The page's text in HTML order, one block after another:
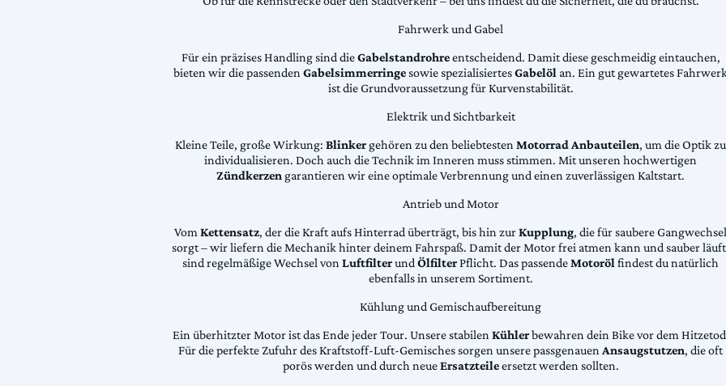
Fahrwerk und Gabel
Für ein präzises Handling sind dieGabelstandrohreentscheidend. Damit diese geschmeidig eintauchen,
bieten wir die passendenGabelsimmerringesowie spezialisiertesGabelöl an. Ein gut gewartetes
ist die Grundvoraussetzung für Kurvenstabilität.
Elektrik und Sichtbarkeit
Kleine Teile, große Wirkung: Blinker gehören zu den beliebtestenMotorrad Anbauteilen, um die Optik zu
individualisieren. Doch auch die Technik im Inneren muss stimmen. Mit unseren hochwertigen
Zündkerzen garantieren wir eine optimale Verbrennung und einen zuverlässigen Kaltstart.
Antrieb und Motor
VomKettensatz, der die Kraft aufs Hinterrad überträgt, bis hin zurKupplung, die für saubere Gangwechsel
sorgt – wir liefern die Mechanik hinter deinem Fahrspaß. Damit der Motor frei atmen kann und sauber
sind regelmäßige Wechsel vonLuftfilterundÖlfilterPflicht. Das passendeMotorölfindest du natürlich
ebenfalls in unserem Sortiment.
Kühlung und Gemischaufbereitung
Ein überhitzter Motor ist das Ende jeder Tour. Unsere stabilenKühlerbewahren dein Bike vor dem
Für die perfekte Zufuhr des Kraftstoff-Luft-Gemisches sorgen unsere passgenauenAnsaugstutzen, die oft
porös werden und durch neueErsatzteileersetzt werden sollten.